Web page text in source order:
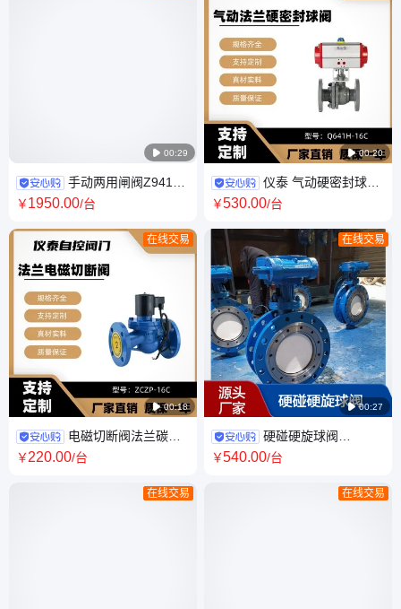
 00:29
手动两用闸阀Z941H
防爆智能一体化4-20ma法兰连
￥1950.00/台
 00:18
在线交易
电磁切断阀法兰碳钢
蒸汽水高温高压防爆常闭ZCZP
￥220.00/台
在线交易
 00:20
仪泰 气动硬密封球阀
法兰连接 NI60耐磨耐高温 密封
￥530.00/台
 00:27
在线交易
硬碰硬旋球阀
GWXDF3240H双向密封耐磨矿
￥540.00/台
在线交易